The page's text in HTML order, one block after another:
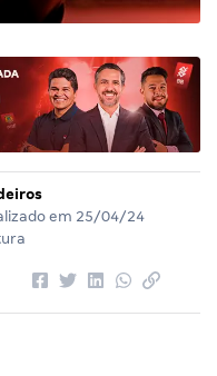
em 25/04/24